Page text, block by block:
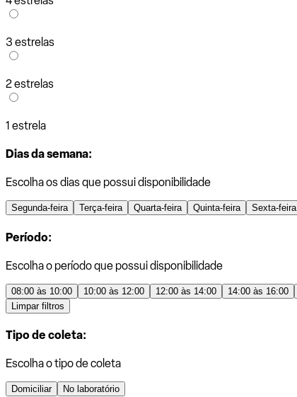
3 estrelas
2 estrelas
1 estrela
Dias da semana:
Escolha os dias que possui disponibilidade
Segunda-feira Terça-feira Quarta-feira Quinta-feira Sexta-feira
Período:
Escolha o período que possui disponibilidade
08:00 às 10:00 10:00 às 12:00 12:00 às 14:00 14:00 às 16:00
Limpar filtros
Tipo de coleta:
Escolha o tipo de coleta
Domiciliar No laboratório